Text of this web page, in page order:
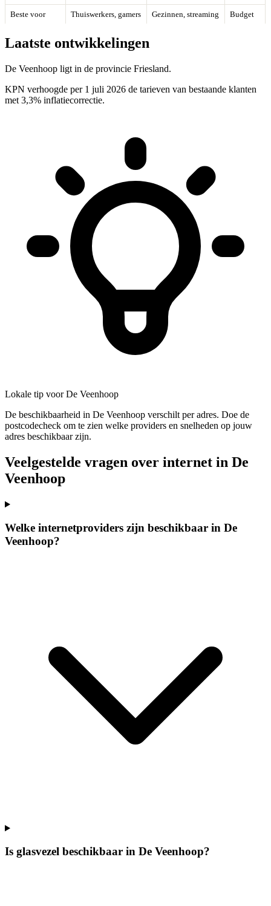
Beste voor Thuiswerkers, gamers Gezinnen, streaming Budget
Laatste ontwikkelingen
De Veenhoop ligt in de provincie Friesland.
KPN verhoogde per 1 juli 2026 de tarieven van bestaande klanten
met 3,3% inflatiecorrectie.
Lokale tip voor De Veenhoop
De beschikbaarheid in De Veenhoop verschilt per adres. Doe de
postcodecheck om te zien welke providers en snelheden op jouw
adres beschikbaar zijn.
Veelgestelde vragen over internet in De
Veenhoop
Welke internetproviders zijn beschikbaar in De
Veenhoop?
Is glasvezel beschikbaar in De Veenhoop?